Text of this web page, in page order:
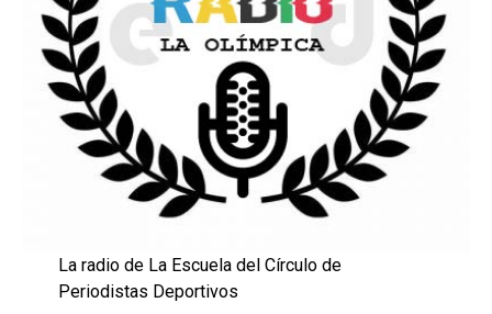
La radio de La Escuela del Círculo de
Periodistas Deportivos